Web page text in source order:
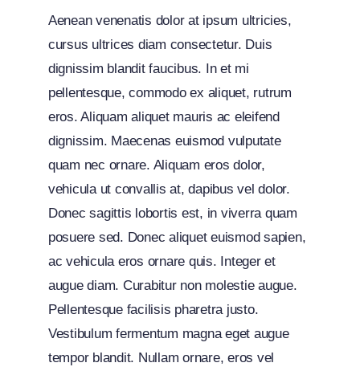
Aenean venenatis dolor at ipsum ultricies,
cursus ultrices diam consectetur. Duis
dignissim blandit faucibus. In et mi
pellentesque, commodo ex aliquet, rutrum
eros. Aliquam aliquet mauris ac eleifend
dignissim. Maecenas euismod vulputate
quam nec ornare. Aliquam eros dolor,
vehicula ut convallis at, dapibus vel dolor.
Donec sagittis lobortis est, in viverra quam
posuere sed. Donec aliquet euismod sapien,
ac vehicula eros ornare quis. Integer et
augue diam. Curabitur non molestie augue.
Pellentesque facilisis pharetra justo.
Vestibulum fermentum magna eget augue
tempor blandit. Nullam ornare, eros vel